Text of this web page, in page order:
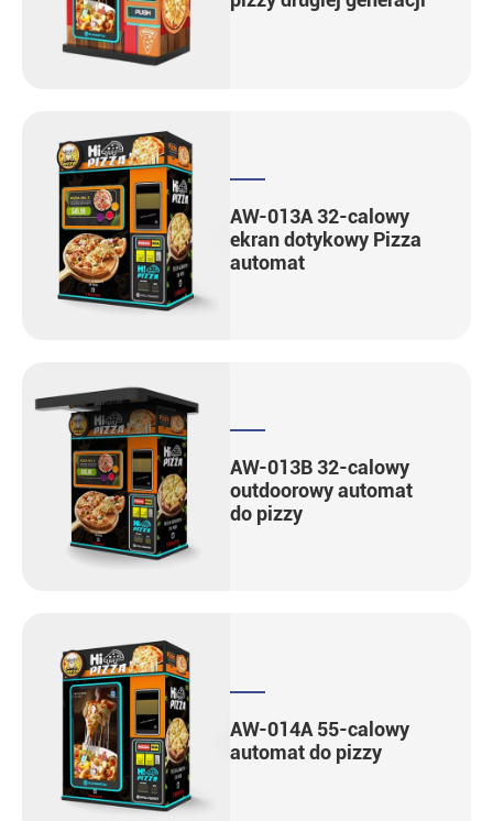
AW-013A 32-calowy
ekran dotykowy Pizza
automat
AW-013B 32-calowy
outdoorowy automat
do pizzy
AW-014A 55-calowy
automat do pizzy